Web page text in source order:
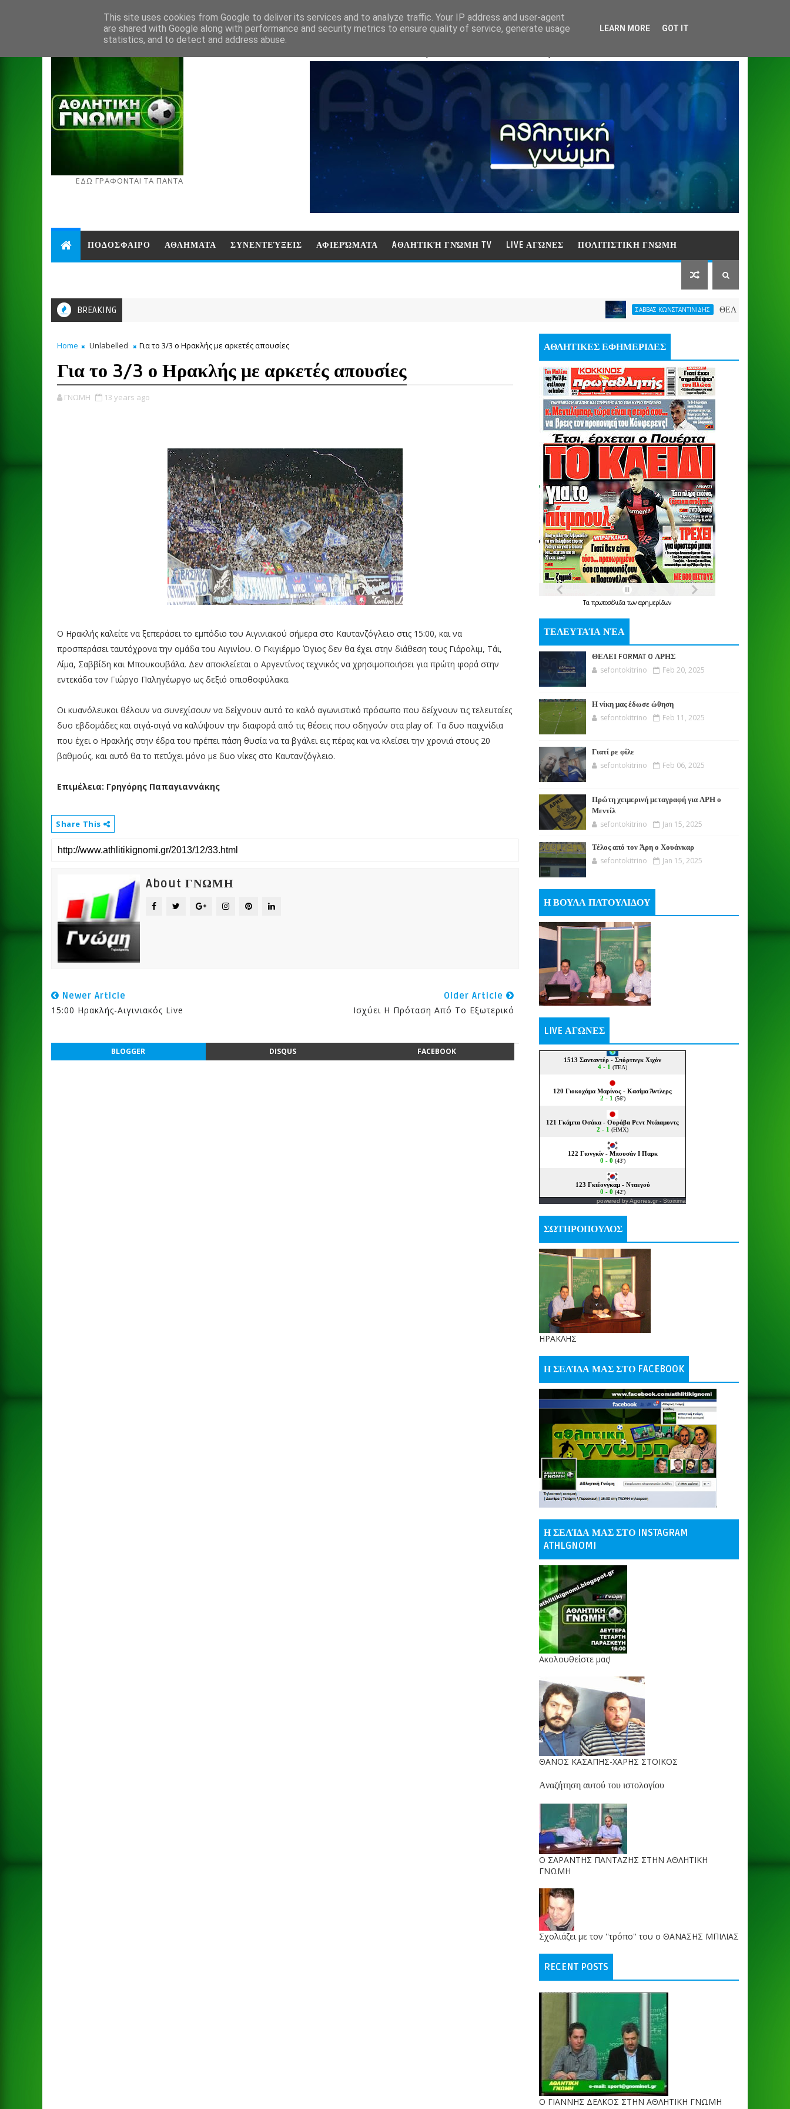
ΕΔΩ ΓΡΑΦΟΝΤΑΙ ΤΑ ΠΑΝΤΑ
ΠΟΔΟΣΦΑΙΡΟ ΑΘΛΗΜΑΤΑ ΣΥΝΕΝΤΕΎΞΕΙΣ ΑΦΙΕΡΏΜΑΤΑ AΘΛΗΤΙΚΉ ΓΝΏΜΗ TV LIVE ΑΓΏΝΕΣ ΠΟΛΙΤΙΣΤΙΚΗ ΓΝΩΜΗ
BREAKING ΣΑΒΒΑΣ ΚΩΝΣΤΑΝΤΙΝΙΔΗΣ ΘΕΛΕΙ FORMAT O ΑΡΗΣ
Home Unlabelled Για το 3/3 ο Ηρακλής με αρκετές απουσίες
Για το 3/3 ο Ηρακλής με αρκετές απουσίες
ΓΝΩΜΗ 13 years ago
Ο Ηρακλής καλείτε να ξεπεράσει το εμπόδιο του Αιγινιακού σήμερα στο Καυτανζόγλειο στις 15:00, και να
προσπεράσει ταυτόχρονα την ομάδα του Αιγινίου. Ο Γκιγιέρμο Όγιος δεν θα έχει στην διάθεση τους Γιάρολιμ, Τάι,
Λίμα, Σαββίδη και Μπουκουβάλα. Δεν αποκλείεται ο Αργεντίνος τεχνικός να χρησιμοποιήσει για πρώτη φορά στην
εντεκάδα τον Γιώργο Παληγέωργο ως δεξιό οπισθοφύλακα.
Οι κυανόλευκοι θέλουν να συνεχίσουν να δείχνουν αυτό το καλό αγωνιστικό πρόσωπο που δείχνουν τις τελευταίες
δυο εβδομάδες και σιγά-σιγά να καλύψουν την διαφορά από τις θέσεις που οδηγούν στα play of. Τα δυο παιχνίδια
που έχει ο Ηρακλής στην έδρα του πρέπει πάση θυσία να τα βγάλει εις πέρας και να κλείσει την χρονιά στους 20
βαθμούς, και αυτό θα το πετύχει μόνο με δυο νίκες στο Καυτανζόγλειο.
Επιμέλεια: Γρηγόρης Παπαγιαννάκης
Share This
About ΓΝΩΜΗ
Newer Article
15:00 Ηρακλής-Αιγινιακός Live
Older Article
Ισχύει Η Πρόταση Από Το Εξωτερικό
BLOGGER DISQUS FACEBOOK
ΑΘΛΗΤΙΚΕΣ ΕΦΗΜΕΡΙΔΕΣ
Τα πρωτοσέλιδατων εφημερίδων
ΤΕΛΕΥΤΑΊΑ ΝΈΑ
ΘΕΛΕΙ FORMAT O ΑΡΗΣ
sefontokitrino Feb 20, 2025
Η νίκη μας έδωσε ώθηση
sefontokitrino Feb 11, 2025
Γιατί ρε φίλε
sefontokitrino Feb 06, 2025
Πρώτη χειμερινή μεταγραφή για ΑΡΗ ο
Μεντίλ
sefontokitrino Jan 15, 2025
Τέλος από τον Άρη ο Χουάνκαρ
sefontokitrino Jan 15, 2025
Η ΒΟΥΛΑ ΠΑΤΟΥΛΙΔΟΥ
LIVE ΑΓΩΝΕΣ
powered byAgones.gr - Stoixima
ΣΩΤΗΡΟΠΟΥΛΟΣ
ΗΡΑΚΛΗΣ
Η ΣΕΛΊΔΑ ΜΑΣ ΣΤΟ FACEBOOK
Η ΣΕΛΊΔΑ ΜΑΣ ΣΤΟ INSTAGRAM
ATHLGNOMI
Ακολουθείστε μας!
ΘΑΝΟΣ ΚΑΣΑΠΗΣ-ΧΑΡΗΣ ΣΤΟΙΚΟΣ
Αναζήτηση αυτού του ιστολογίου
O ΣΑΡΑΝΤΗΣ ΠΑΝΤΑΖΗΣ ΣΤΗΝ ΑΘΛΗΤΙΚΗ
ΓΝΩΜΗ
Σχολιάζει με τον ''τρόπο'' του ο ΘΑΝΑΣΗΣ ΜΠΙΛΙΑΣ
RECENT POSTS
Ο ΓΙΑΝΝΗΣ ΔΕΛΚΟΣ ΣΤΗΝ ΑΘΛΗΤΙΚΗ ΓΝΩΜΗ
This site uses cookies from Google to deliver its services and to analyze traffic. Your IP address and user-agent
are shared with Google along with performance and security metrics to ensure quality of service, generate usage
statistics, and to detect and address abuse.
LEARN MORE GOT IT